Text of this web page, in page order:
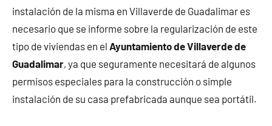
instalación de la misma en Villaverde de Guadalimar es
necesario que se informe sobre la regularización de este
tipo de viviendas en el Ayuntamiento de Villaverde de
Guadalimar, ya que seguramente necesitará de algunos
permisos especiales para la construcción o simple
instalación de su casa prefabricada aunque sea portátil.